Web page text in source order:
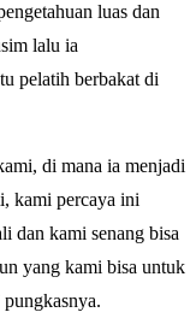
luas dan
lalu ia
pelatih berbakat di
di mana ia menjadi
kami percaya ini
dan kami senang bisa
yang kami bisa untuk